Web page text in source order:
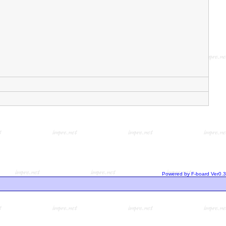
Powered by F-board Ver0.3